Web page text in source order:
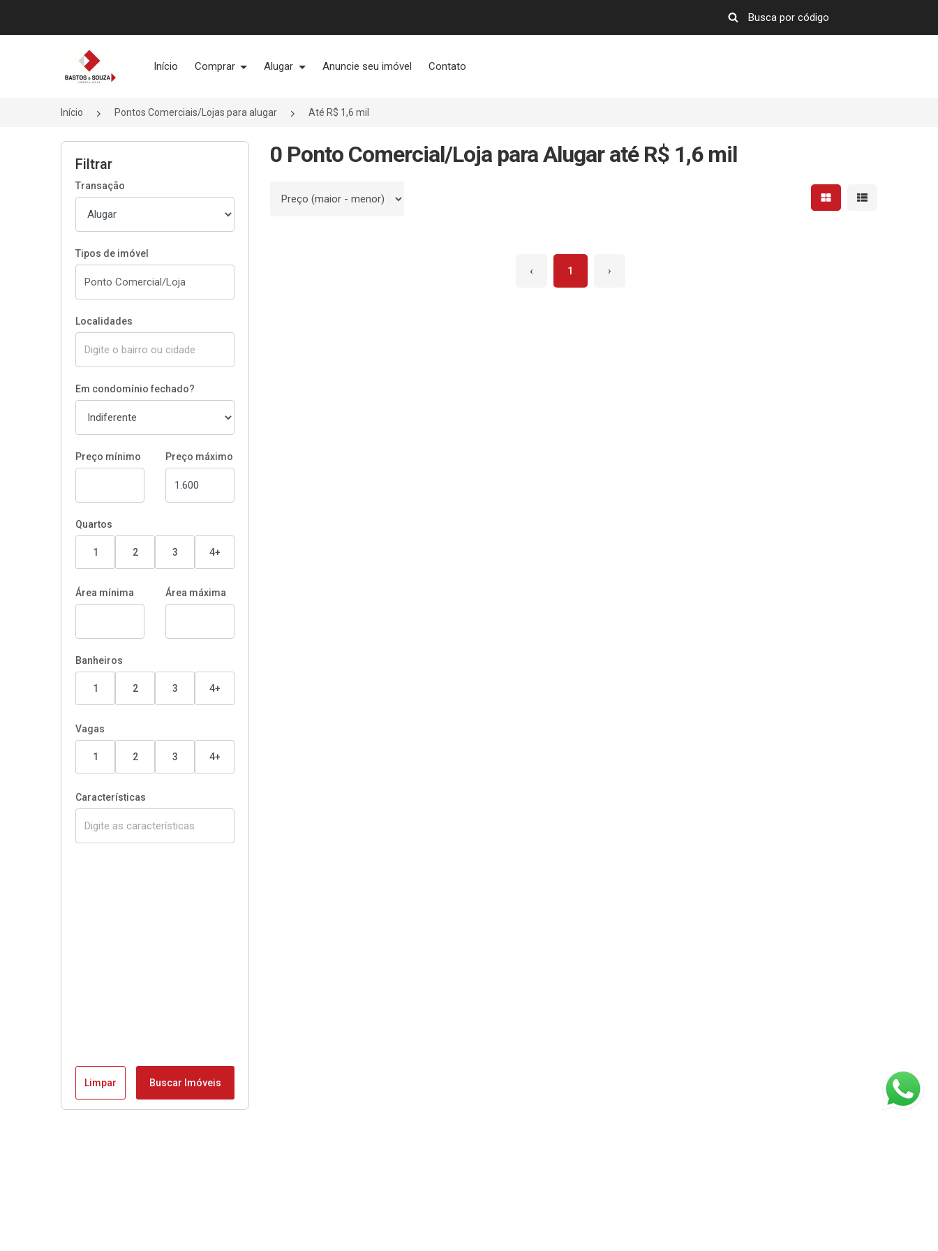
Página inicial
Início Comprar Alugar Anuncie seu imóvel Contato
Início Pontos Comerciais/Lojas para alugar Até R$ 1,6 mil
Filtrar
Transação
Tipos de imóvel
Localidades
Em condomínio fechado?
Preço mínimo Preço máximo
Quartos
1 2 3 4+
Área mínima Área máxima
Banheiros
1 2 3 4+
Vagas
1 2 3 4+
Características
Limpar Buscar Imóveis
0 Ponto Comercial/Loja para Alugar até R$ 1,6 mil
Ordenar por Mostrar resultados em
Mostrar
‹ 1 ›